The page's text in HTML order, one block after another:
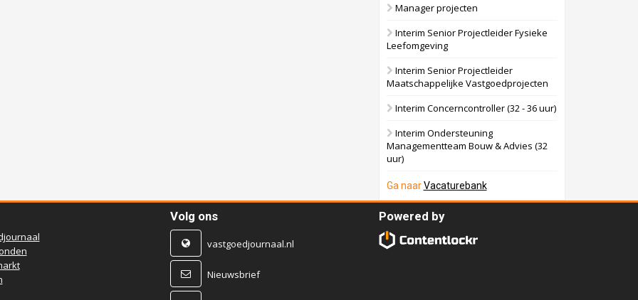
Manager projecten
Interim Senior Projectleider Fysieke
Leefomgeving
Interim Senior Projectleider
Maatschappelijke Vastgoedprojecten
Interim Concerncontroller (32 - 36 uur)
Interim Ondersteuning
Managementteam Bouw & Advies (32
uur)
Ga naarVacaturebank
Volg ons
vastgoedjournaal.nl
Nieuwsbrief
Powered by